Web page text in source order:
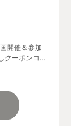
開催＆参加